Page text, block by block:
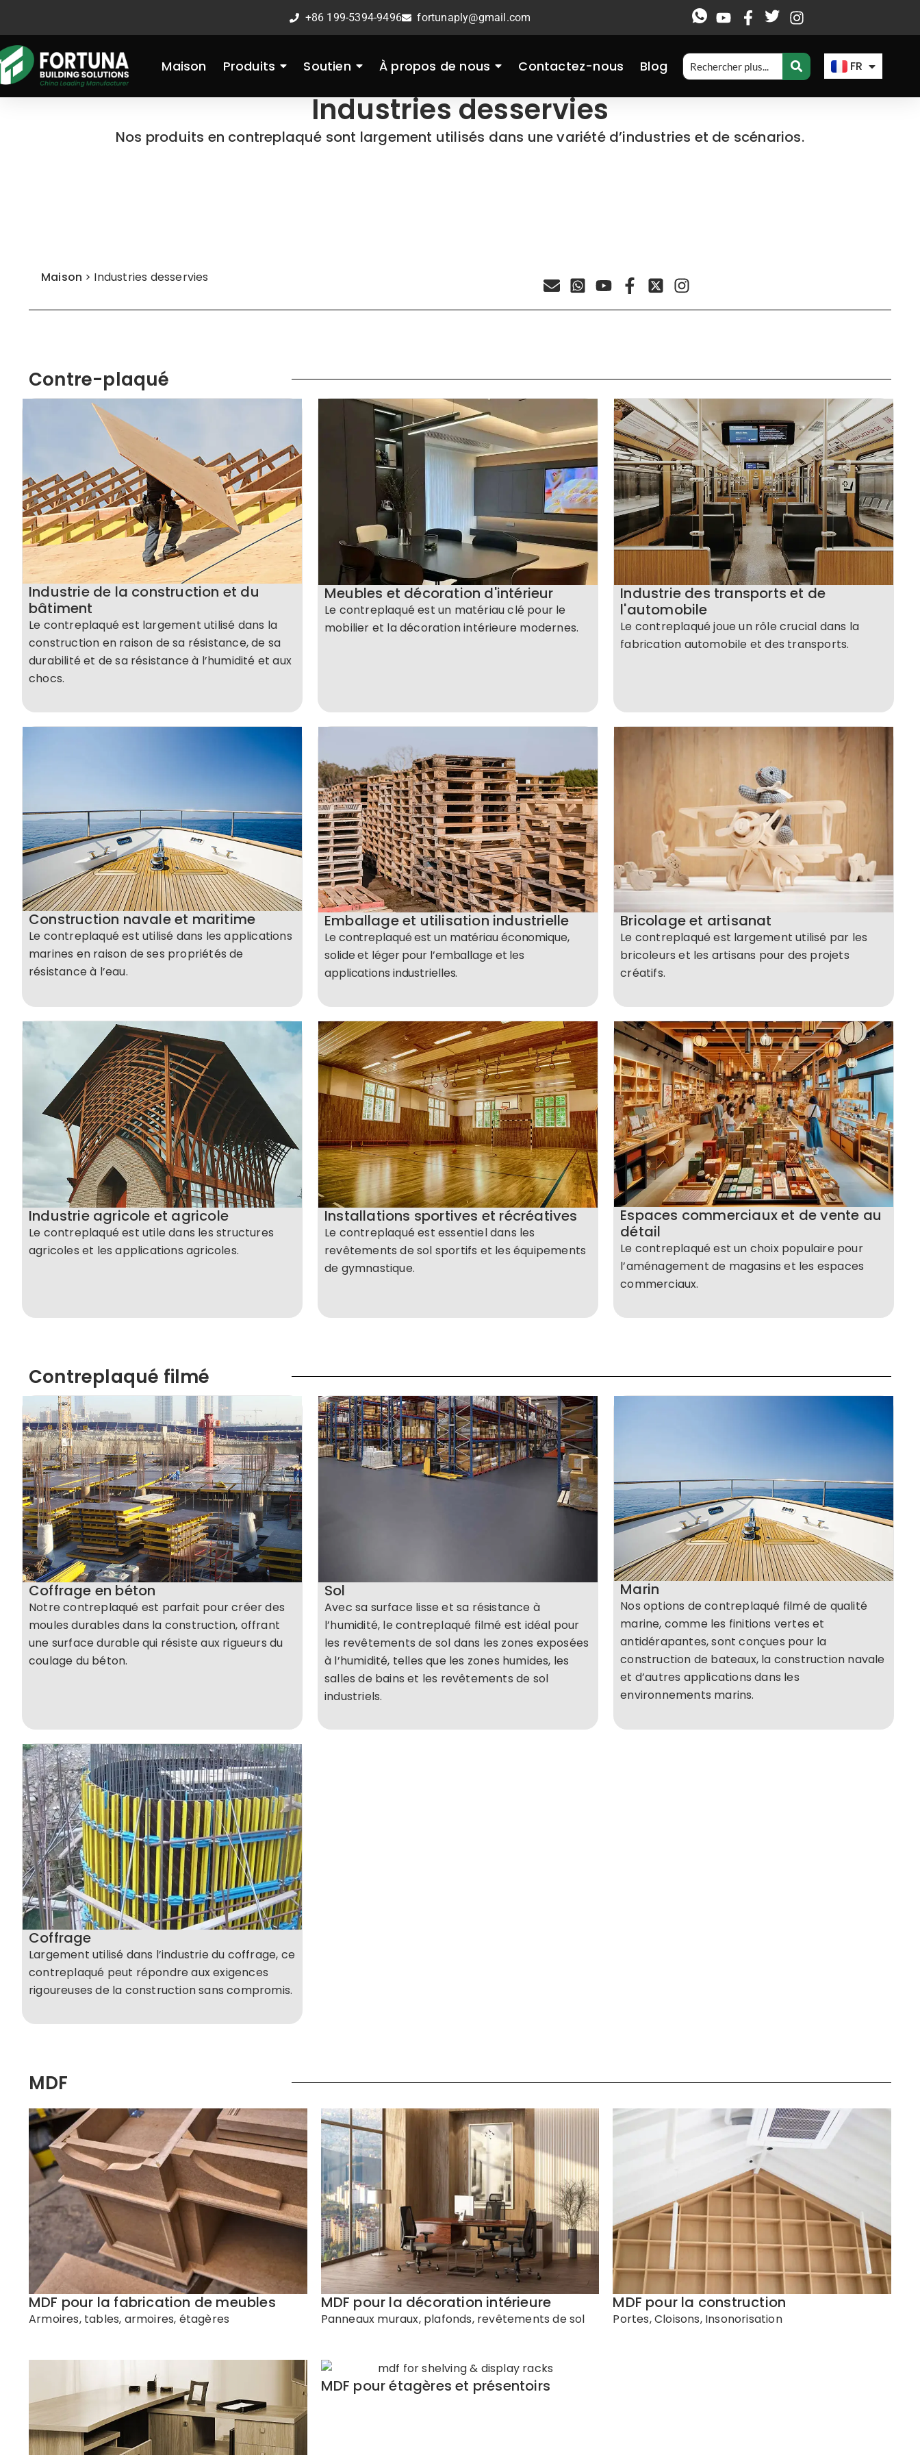
contenu
+86 199-5394-9496 fortunaply@gmail.com
Maison Produits Soutien À propos de nous Contactez-nous Blog FR
AR
Industries desservies
Nos produits en contreplaqué sont largement utilisés dans une variété d’industries et de scénarios.
Maison > Industries desservies
Contre-plaqué
Industrie de la construction et du
bâtiment
Le contreplaqué est largement utilisé dans la
construction en raison de sa résistance, de sa
durabilité et de sa résistance à l’humidité et aux
chocs.
Meubles et décoration d'intérieur
Le contreplaqué est un matériau clé pour le
mobilier et la décoration intérieure modernes.
Industrie des transports et de
l'automobile
Le contreplaqué joue un rôle crucial dans la
fabrication automobile et des transports.
Construction navale et maritime
Le contreplaqué est utilisé dans les applications
marines en raison de ses propriétés de
résistance à l’eau.
Emballage et utilisation industrielle
Le contreplaqué est un matériau économique,
solide et léger pour l’emballage et les
applications industrielles.
Bricolage et artisanat
Le contreplaqué est largement utilisé par les
bricoleurs et les artisans pour des projets
créatifs.
Industrie agricole et agricole
Le contreplaqué est utile dans les structures
agricoles et les applications agricoles.
Installations sportives et récréatives
Le contreplaqué est essentiel dans les
revêtements de sol sportifs et les équipements
de gymnastique.
Espaces commerciaux et de vente au
détail
Le contreplaqué est un choix populaire pour
l’aménagement de magasins et les espaces
commerciaux.
Contreplaqué filmé
Coffrage en béton
Notre contreplaqué est parfait pour créer des
moules durables dans la construction, offrant
une surface durable qui résiste aux rigueurs du
coulage du béton.
Sol
Avec sa surface lisse et sa résistance à
l’humidité, le contreplaqué filmé est idéal pour
les revêtements de sol dans les zones exposées
à l’humidité, telles que les zones humides, les
salles de bains et les revêtements de sol
industriels.
Marin
Nos options de contreplaqué filmé de qualité
marine, comme les finitions vertes et
antidérapantes, sont conçues pour la
construction de bateaux, la construction navale
et d’autres applications dans les
environnements marins.
Coffrage
Largement utilisé dans l’industrie du coffrage, ce
contreplaqué peut répondre aux exigences
rigoureuses de la construction sans compromis.
MDF
MDF pour la fabrication de meubles
Armoires, tables, armoires, étagères
MDF pour la décoration intérieure
Panneaux muraux, plafonds, revêtements de sol
MDF pour la construction
Portes, Cloisons, Insonorisation
MDF pour étagères et présentoirs